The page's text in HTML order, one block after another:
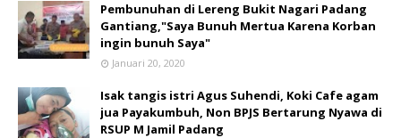
Pembunuhan di Lereng Bukit Nagari Padang
Gantiang,"Saya Bunuh Mertua Karena Korban
ingin bunuh Saya"
Januari 20, 2020
Isak tangis istri Agus Suhendi, Koki Cafe agam
jua Payakumbuh, Non BPJS Bertarung Nyawa di
RSUP M Jamil Padang